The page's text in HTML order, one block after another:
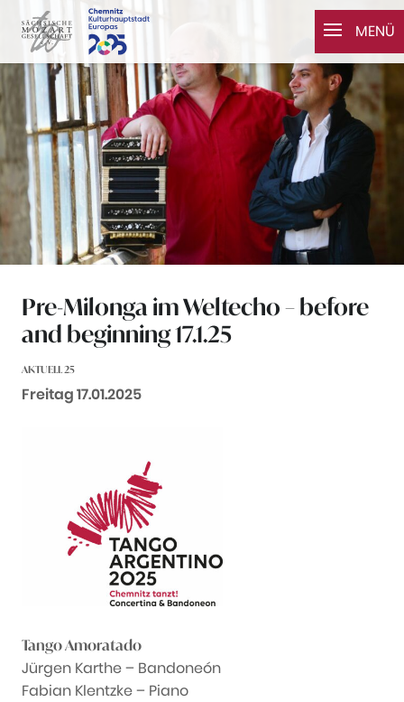
Zum Inhalt springen
MENÜ
Pre-Milonga im Weltecho – before
and beginning 17.1.25
AKTUELL 25
Datum:
Freitag 17.01.2025
Tango Amoratado
Jürgen Karthe – Bandoneón
Fabian Klentzke – Piano